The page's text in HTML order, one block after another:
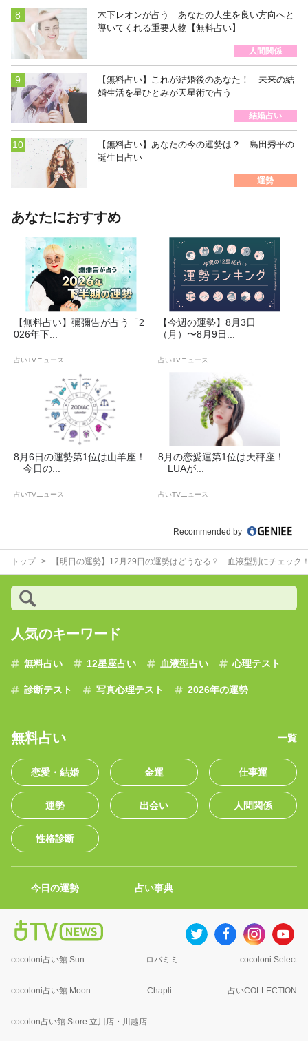
木下レオンが占う あなたの人生を良い方向へと
導いてくれる重要人物【無料占い】
人間関係
【無料占い】これが結婚後のあなた！ 未来の結
婚生活を星ひとみが天星術で占う
結婚占い
【無料占い】あなたの今の運勢は？ 島田秀平の
誕生日占い
運勢
あなたにおすすめ
【無料占い】彌彌告が占う「2
026年下...
占いTVニュース
【今週の運勢】8月3日
（月）〜8月9日...
占いTVニュース
8月6日の運勢第1位は山羊座！
今日の...
占いTVニュース
8月の恋愛運第1位は天秤座！
LUAが...
占いTVニュース
Recommended by
トップ 【明日の運勢】12月29日の運勢はどうなる？ 血液型別にチェック
人気のキーワード
無料占い 12星座占い 血液型占い 心理テスト
診断テスト 写真心理テスト 2026年の運勢
無料占い 一覧
恋愛・結婚 金運 仕事運
運勢 出会い 人間関係
性格診断
今日の運勢 占い事典
cocoloni占い館 Sun ロバミミ cocoloni Select
cocoloni占い館 Moon Chapli 占いCOLLECTION
cocolon占い館 Store 立川店・川越店